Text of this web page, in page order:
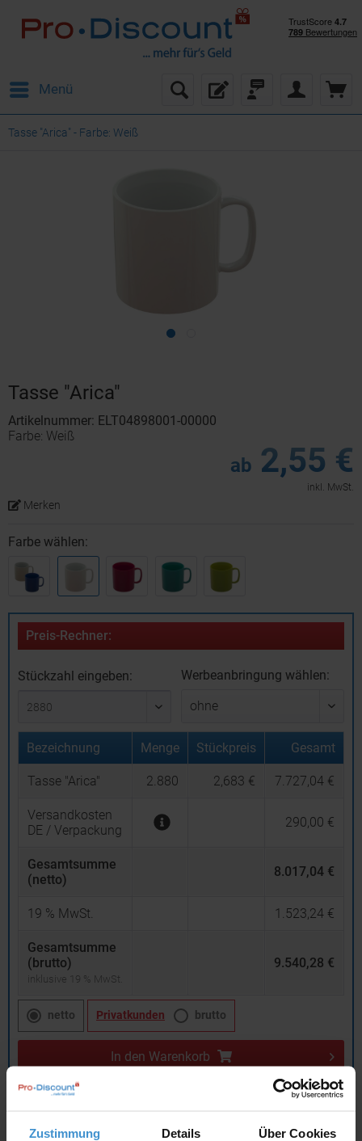
Zustimmung Details Über Cookies
Menü
Tasse "Arica" - Farbe: Weiß
Tasse "Arica"
Artikelnummer: ELT04898001-00000
Farbe: Weiß
ab 2,55 €
inkl. MwSt.
Merken
Farbe wählen:
Preis-Rechner:
Stückzahl eingeben: Werbeanbringung wählen:
Bezeichnung Menge Stückpreis Gesamt
Tasse "Arica" 2.880 2,683 € 7.727,04 €
Versandkosten
DE / Verpackung
290,00 €
Gesamtsumme
(netto)
8.017,04 €
19 % MwSt. 1.523,24 €
Gesamtsumme
(brutto)
inklusive 19 % MwSt.
9.540,28 €
netto Privatkunden brutto
In den Warenkorb